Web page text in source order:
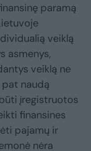
paramą
veiklą
asmenys,
veiklą ne
pat naudą
įregistruotos
finansines
pajamų ir
nėra